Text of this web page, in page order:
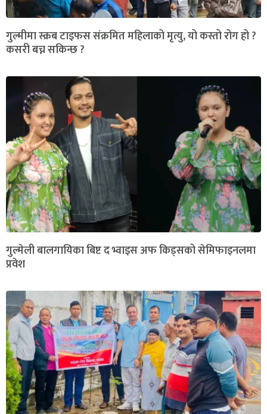
गुल्मीमा स्क्रब टाइफस संक्रमित महिलाको मृत्यु, यो कस्तो रोग हो ?
कसरी बच्न सकिन्छ ?
गुल्मेली बालगायिका बिष्ट द भ्वाइस अफ किड्सको सेमिफाइनलमा
प्रवेश